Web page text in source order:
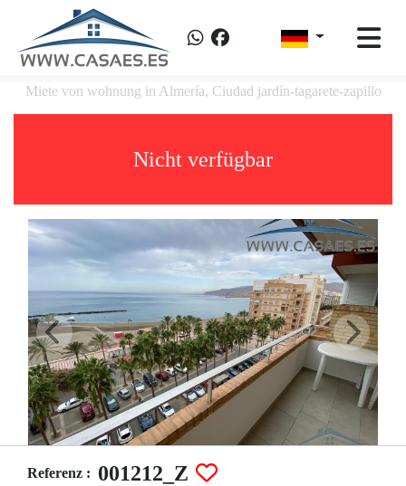
Miete von wohnung in Almería, Ciudad jardín-tagarete-zapillo
Nicht verfügbar
Referenz : 001212_Z